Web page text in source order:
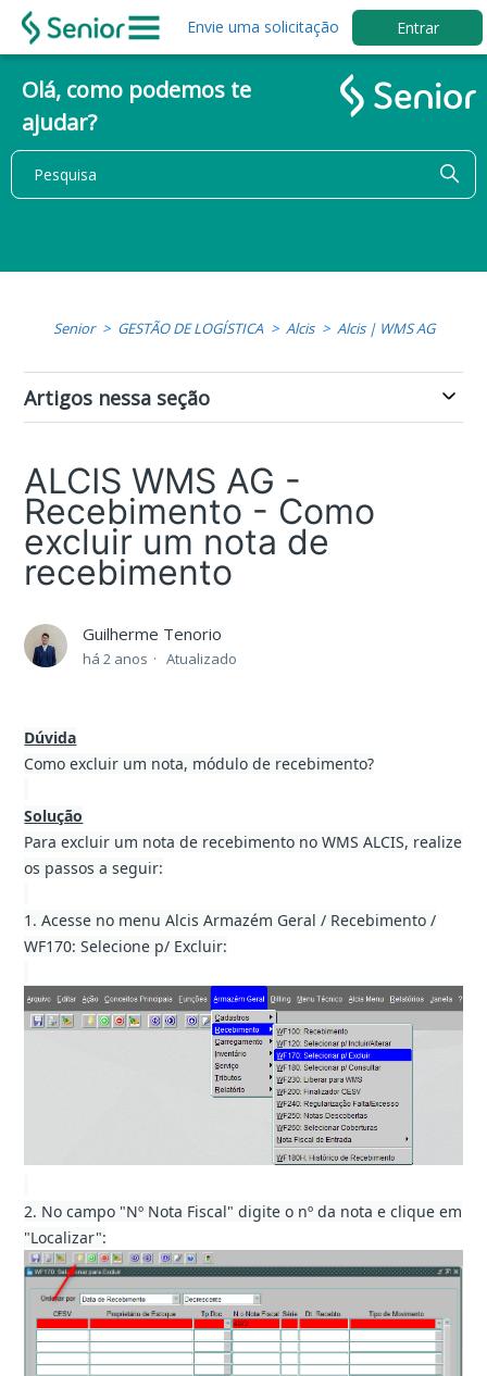
Envie uma solicitação Entrar
Olá, como podemos te
ajudar?
Senior GESTÃO DE LOGÍSTICA Alcis Alcis | WMS AG
Artigos nessa seção
ALCIS WMS AG -
Recebimento - Como
excluir um nota de
recebimento
Guilherme Tenorio
há 2 anos Atualizado
Dúvida
Como excluir um nota, módulo de recebimento?
Solução
Para excluir um nota de recebimento no WMS ALCIS, realize
os passos a seguir:
1. Acesse no menu Alcis Armazém Geral / Recebimento /
WF170: Selecione p/ Excluir:
2. No campo "Nº Nota Fiscal" digite o nº da nota e clique em
"Localizar":